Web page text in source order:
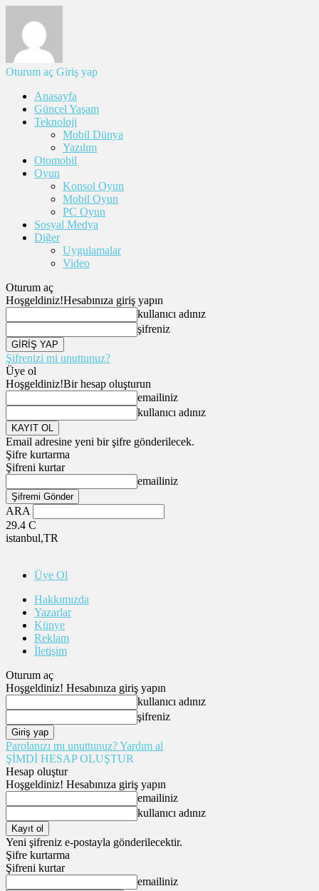
Oturum aç Giriş yap
Anasayfa
Güncel Yaşam
Teknoloji
Mobil Dünya
Yazılım
Otomobil
Oyun
Konsol Oyun
Mobil Oyun
PC Oyun
Sosyal Medya
Diğer
Uygulamalar
Video
Oturum aç
Hoşgeldiniz!Hesabınıza giriş yapın
kullanıcı adınız
şifreniz
Şifrenizi mi unuttunuz?
Üye ol
Hoşgeldiniz!Bir hesap oluşturun
emailiniz
kullanıcı adınız
Email adresine yeni bir şifre gönderilecek.
Şifre kurtarma
Şifreni kurtar
emailiniz
ARA
29.4 C
istanbul,TR
Üye Ol
Hakkımızda
Yazarlar
Künye
Reklam
İletişim
Oturum aç
Hoşgeldiniz! Hesabınıza giriş yapın
kullanıcı adınız
şifreniz
Parolanızı mı unuttunuz? Yardım al
ŞİMDİ HESAP OLUŞTUR
Hesap oluştur
Hoşgeldiniz! Hesabınıza giriş yapın
emailiniz
kullanıcı adınız
Yeni şifreniz e-postayla gönderilecektir.
Şifre kurtarma
Şifreni kurtar
emailiniz